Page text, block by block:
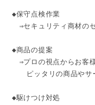
◆保守点検作業
⇒セキュリティ商材の
◆商品の提案
⇒プロの視点からお客
ピッタリの商品やサ
◆駆けつけ対処